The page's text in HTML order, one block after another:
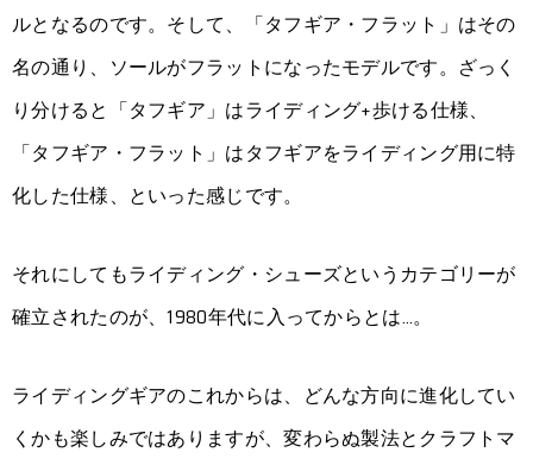
ルとなるのです。そして、「タフギア・フラット」はその
名の通り、ソールがフラットになったモデルです。ざっく
り分けると「タフギア」はライディング+歩ける仕様、
「タフギア・フラット」はタフギアをライディング用に特
化した仕様、といった感じです。
それにしてもライディング・シューズというカテゴリーが
確立されたのが、1980年代に入ってからとは…。
ライディングギアのこれからは、どんな方向に進化してい
くかも楽しみではありますが、変わらぬ製法とクラフトマ